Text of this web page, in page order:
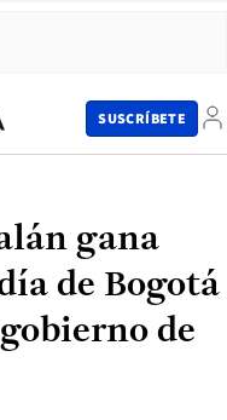
SUSCRÍBETE
gana
de Bogotá
de